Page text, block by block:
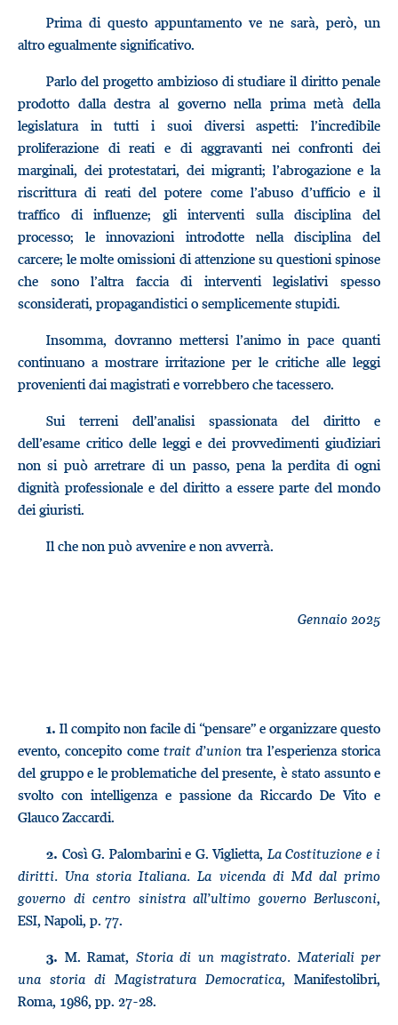
Prima di questo appuntamento ve ne sarà, però, un
altro egualmente significativo.
Parlo del progetto ambizioso di studiare il diritto penale
prodotto dalla destra al governo nella prima metà della
legislatura in tutti i suoi diversi aspetti: l’incredibile
proliferazione di reati e di aggravanti nei confronti dei
marginali, dei protestatari, dei migranti; l’abrogazione e la
riscrittura di reati del potere come l’abuso d’ufficio e il
traffico di influenze; gli interventi sulla disciplina del
processo; le innovazioni introdotte nella disciplina del
carcere; le molte omissioni di attenzione su questioni spinose
che sono l’altra faccia di interventi legislativi spesso
sconsiderati, propagandistici o semplicemente stupidi.
Insomma, dovranno mettersi l’animo in pace quanti
continuano a mostrare irritazione per le critiche alle leggi
provenienti dai magistrati e vorrebbero che tacessero.
Sui terreni dell’analisi spassionata del diritto e
dell’esame critico delle leggi e dei provvedimenti giudiziari
non si può arretrare di un passo, pena la perdita di ogni
dignità professionale e del diritto a essere parte del mondo
dei giuristi.
Il che non può avvenire e non avverrà.
Gennaio 2025
1. Il compito non facile di “pensare” e organizzare questo
evento, concepito come trait d’union tra l’esperienza storica
del gruppo e le problematiche del presente, è stato assunto e
svolto con intelligenza e passione da Riccardo De Vito e
Glauco Zaccardi.
2. Così G. Palombarini e G. Viglietta, La Costituzione e i
diritti. Una storia Italiana. La vicenda di Md dal primo
governo di centro sinistra all’ultimo governo Berlusconi,
ESI, Napoli, p. 77.
3. M. Ramat, Storia di un magistrato. Materiali per
una storia di Magistratura Democratica, Manifestolibri,
Roma, 1986, pp. 27-28.